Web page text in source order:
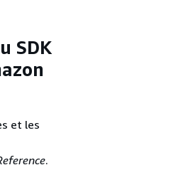
SDK
et les
.